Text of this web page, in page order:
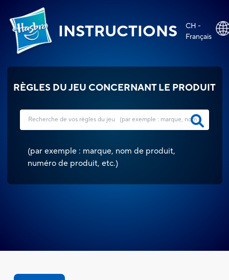
INSTRUCTIONS
CH -
Français
RÈGLES DU JEU CONCERNANT LE PRODUIT
(par exemple : marque, nom de produit,
numéro de produit, etc.)